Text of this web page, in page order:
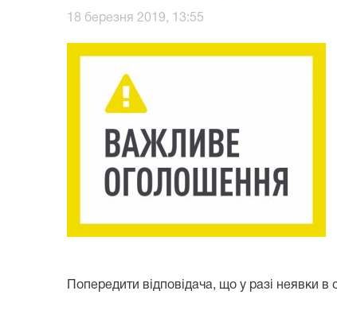
18 березня 2019, 13:55
Попередити відповідача, що у разі неявки